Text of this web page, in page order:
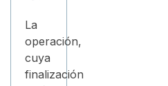
La
operación,
cuya
finalización